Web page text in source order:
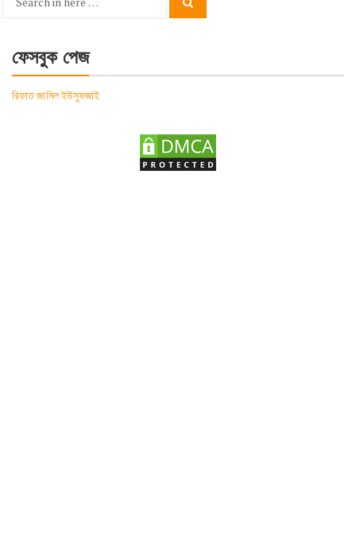
Search
ফেসবুক পেজ
রিফাত জামিল ইউসুফজাই